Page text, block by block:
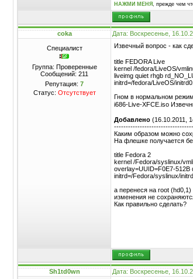
НАЖМИ МЕНЯ, прежде чем
coka Дата: Воскресенье,
Специалист
Группа: Проверенные
Сообщений: 211
Репутация: 7
Статус: Отсутствует
Извечный вопрос - как
title FEDORA Live
kernel /fedora/LiveOS/
liveimg quiet rhgb
initrd=/fedora/LiveOS/
Гном в нормальном
i686-Live-XFCE.iso
Добавлено (16.10.2011,
Каким образом можно
На флешке получается
title Fedora 2
kernel /Fedora/syslinux/
overlay=UUID=F0E7-512B
initrd=/Fedora/syslinux/
а перенеся на root (hd0,1)
изменения не
Как правильно сделать?
Sh1td0wn Дата: Воскресенье,